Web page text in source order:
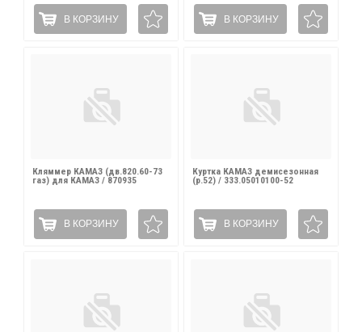
В КОРЗИНУ В КОРЗИНУ
Кляммер КАМАЗ (дв.820.60-73
газ) для КАМАЗ / 870935
В КОРЗИНУ
Куртка КАМАЗ демисезонная
(р.52) / 333.05010100-52
В КОРЗИНУ